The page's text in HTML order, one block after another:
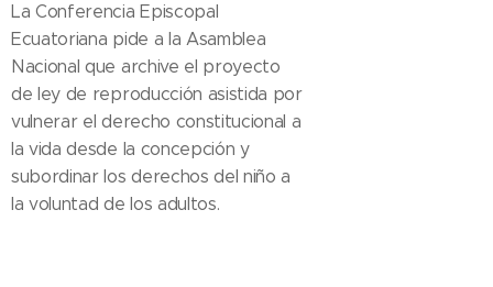
La Conferencia Episcopal
Ecuatoriana pide a la Asamblea
Nacional que archive el proyecto
de ley de reproducción asistida por
vulnerar el derecho constitucional a
la vida desde la concepción y
subordinar los derechos del niño a
la voluntad de los adultos.